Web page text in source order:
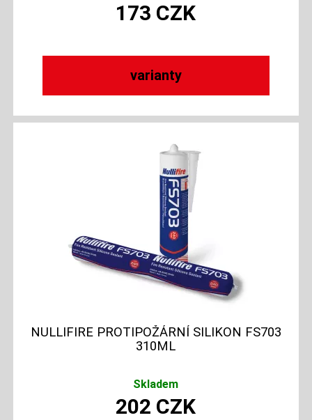
varianty
173 CZK
NULLIFIRE PROTIPOŽÁRNÍ SILIKON FS703
310ML
Skladem
202 CZK